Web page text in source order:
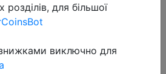
Global Version
для більшої
виключно для